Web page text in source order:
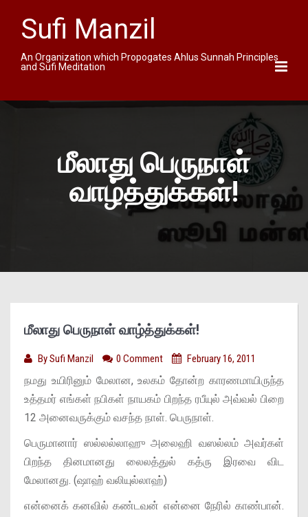
Sufi Manzil
An Organization which Propogates Ahlus Sunnah Principles
and Sufi Meditation
மீலாது பெருநாள்
வாழ்த்துக்கள்!
மீலாது பெருநாள் வாழ்த்துக்கள்!
BySufi Manzil 0 Comment February 16, 2011
நமது உயிரினும் மேலான, உலகம் தோன்ற காரணமாயிருந்த
உத்தமர் எங்கள் நபிகள் நாயகம் பிறந்த ரபீயுல் அவ்வல் பிறை
12 அனைவருக்கும் வசந்த நாள். பெருநாள்.
பெருமானார் ஸல்லல்லாஹு அலைஹி வஸல்லம் அவர்கள்
பிறந்த தினமானது லைலத்துல் கத்ரு இரவை விட
மேலானது. (ஷாஹ் வலியுல்லாஹ்)
என்னைக் கனவில் கண்டவன் என்னை நேரில் காண்பான்.